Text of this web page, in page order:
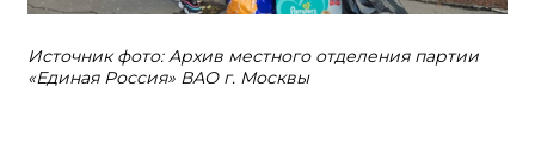
Источник фото: Архив местного отделения партии
«Единая Россия» ВАО г. Москвы